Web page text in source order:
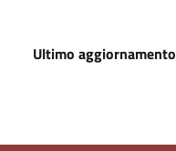
Ultimo aggiornamento